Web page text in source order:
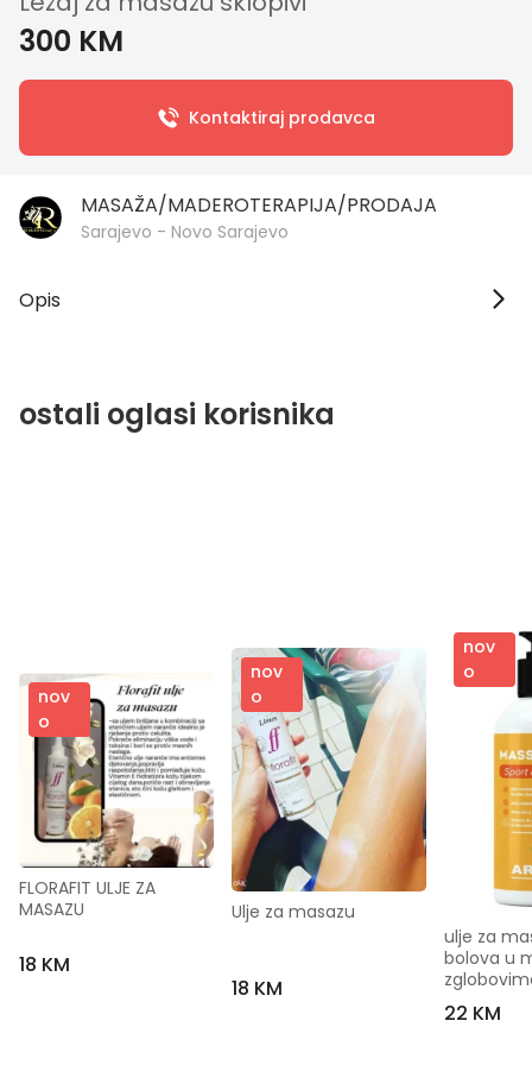
300 KM
Kontaktiraj prodavca
MASAŽA/MADEROTERAPIJA/PRODAJA
Sarajevo - Novo Sarajevo
Opis
ostali oglasi korisnika
nov
o
FLORAFIT ULJE ZA
MASAZU
18 KM
nov
o
Ulje za masazu
18 KM
nov
o
ulje za
bolova u
22 KM